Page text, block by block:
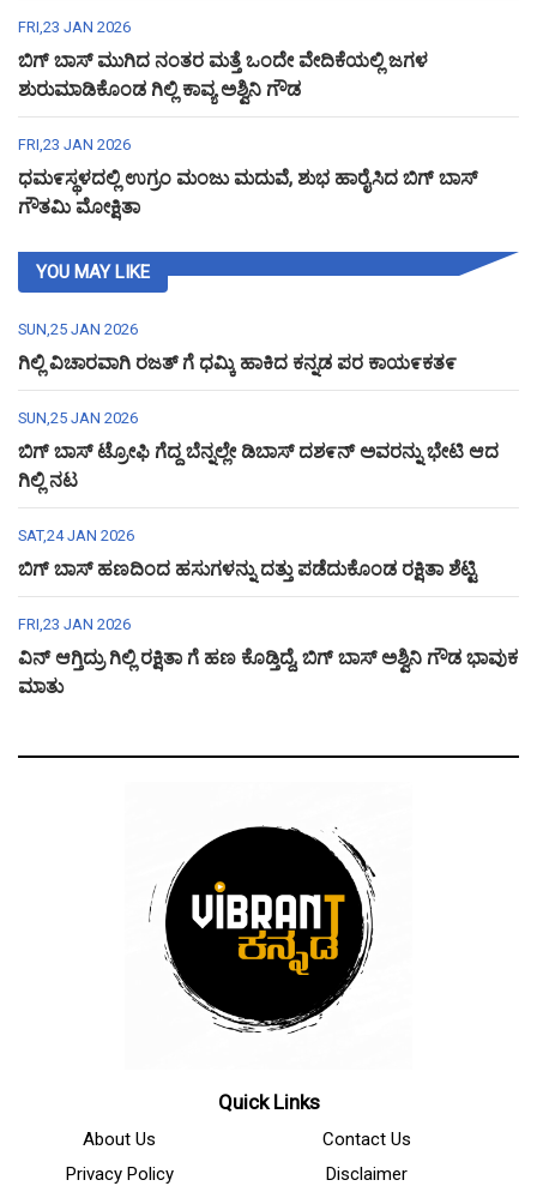
FRI,23 JAN 2026
ಬಿಗ್ ಬಾಸ್ ಮುಗಿದ ನಂತರ ಮತ್ತೆ ಒಂದೇ ವೇದಿಕೆಯಲ್ಲಿ ಜಗಳ
ಶುರುಮಾಡಿಕೊಂಡ ಗಿಲ್ಲಿ ಕಾವ್ಯ ಅಶ್ವಿನಿ ಗೌಡ
FRI,23 JAN 2026
ಧಮ೯ಸ್ಥಳದಲ್ಲಿ ಉಗ್ರಂ ಮಂಜು ಮದುವೆ, ಶುಭ ಹಾರೈಸಿದ ಬಿಗ್ ಬಾಸ್
ಗೌತಮಿ ಮೋಕ್ಷಿತಾ
YOU MAY LIKE
SUN,25 JAN 2026
ಗಿಲ್ಲಿ ವಿಚಾರವಾಗಿ ರಜತ್ ಗೆ ಧಮ್ಕಿ ಹಾಕಿದ ಕನ್ನಡ ಪರ ಕಾಯ೯ಕತ೯
SUN,25 JAN 2026
ಬಿಗ್ ಬಾಸ್ ಟ್ರೋಫಿ ಗೆದ್ದ ಬೆನ್ನಲ್ಲೇ ಡಿಬಾಸ್ ದಶ೯ನ್ ಅವರನ್ನು ಭೇಟಿ ಆದ
ಗಿಲ್ಲಿ ನಟ
SAT,24 JAN 2026
ಬಿಗ್ ಬಾಸ್ ಹಣದಿಂದ ಹಸುಗಳನ್ನು ದತ್ತು ಪಡೆದುಕೊಂಡ ರಕ್ಷಿತಾ ಶೆಟ್ಟಿ
FRI,23 JAN 2026
ವಿನ್ ಆಗ್ತಿದ್ರು ಗಿಲ್ಲಿ ರಕ್ಷಿತಾ ಗೆ ಹಣ ಕೊಡ್ತಿದ್ದೆ, ಬಿಗ್ ಬಾಸ್ ಅಶ್ವಿನಿ ಗೌಡ ಭಾವುಕ
ಮಾತು
Quick Links
About Us
Contact Us
Privacy Policy
Disclaimer